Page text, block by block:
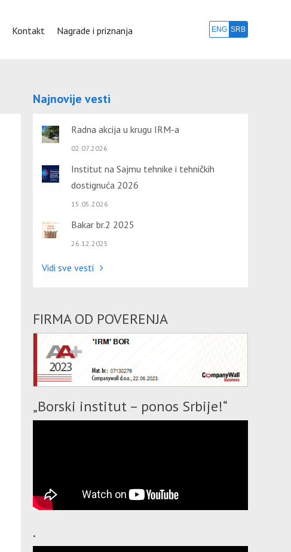
Kontakt Nagrade i priznanja ENG SRB
Najnovije vesti
Radna akcija u krugu IRM-a
02.07.2026
Institut na Sajmu tehnike i tehničkih
dostignuća 2026
15.05.2026
Bakar br.2 2025
26.12.2025
Vidi sve vesti
FIRMA OD POVERENJA
„Borski institut – ponos Srbije!“
.